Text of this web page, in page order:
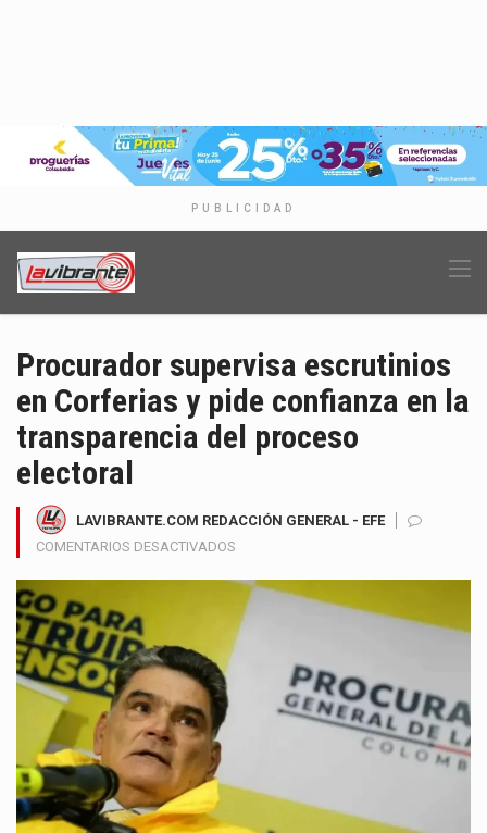
PUBLICIDAD
Procurador supervisa escrutinios
en Corferias y pide confianza en la
transparencia del proceso
electoral
LAVIBRANTE.COM REDACCIÓN GENERAL - EFE
COMENTARIOS DESACTIVADOS
SUPERVISA
ESCRUTINIOS
EN
CORFERIAS
TRANSPARENCIA